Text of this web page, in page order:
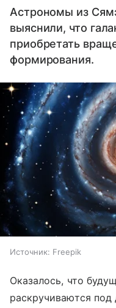
Астрономы из
выяснили, что
приобретать
формирования.
Источник: Freepik
Оказалось, что
раскручиваются под